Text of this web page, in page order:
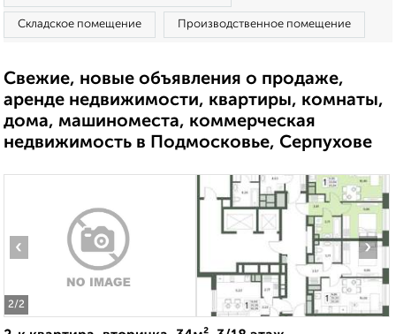
Складское помещение Производственное помещение
Свежие, новые объявления о продаже,
аренде недвижимости, квартиры, комнаты,
дома, машиноместа, коммерческая
недвижимость в Подмосковье, Серпухове
2/2
‹ ›